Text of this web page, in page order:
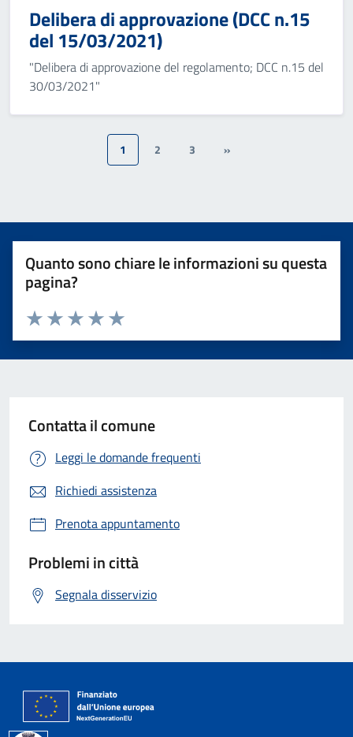
Delibera di approvazione (DCC n.15
del 15/03/2021)
"Delibera di approvazione del regolamento; DCC n.15 del
30/03/2021"
1 2 3 »
Quanto sono chiare le informazioni su questa
pagina?
Valuta 5 stelle su 5
Valuta 4 stelle su 5
Valuta 3 stelle su 5
Valuta 2 stelle su 5
Valuta 1 stelle su 5
Contatta il comune
Leggi le domande frequenti
Richiedi assistenza
Prenota appuntamento
Problemi in città
Segnala disservizio